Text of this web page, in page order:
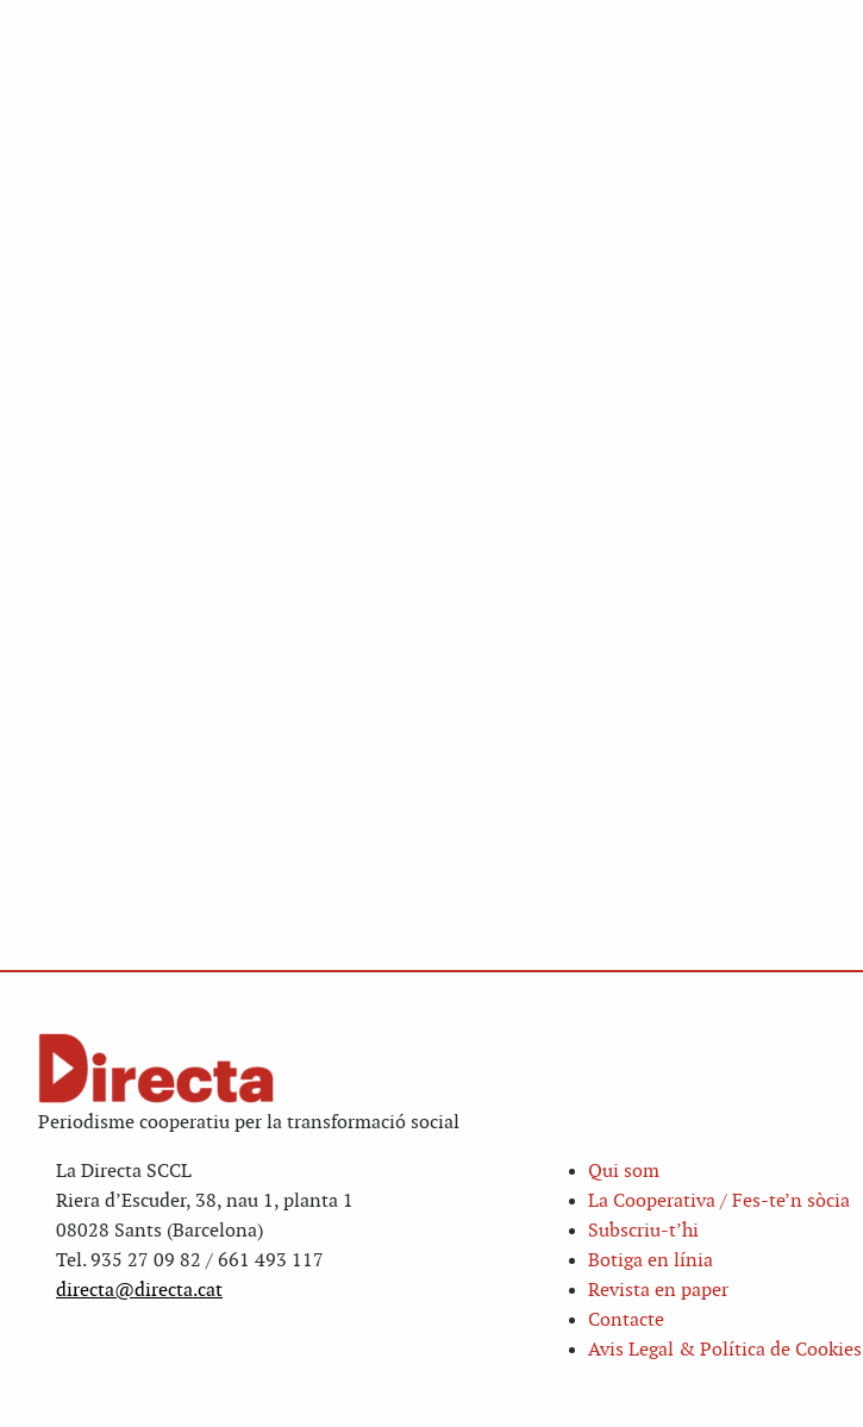
Periodisme cooperatiu per la transformació social
La Directa SCCL
Riera d’Escuder, 38, nau 1, planta 1
08028 Sants (Barcelona)
Tel. 935 27 09 82 / 661 493 117
directa@directa.cat
Qui som
La Cooperativa / Fes-te’n sòcia
Subscriu-t’hi
Botiga en línia
Revista en paper
Contacte
Avis Legal & Política de Cookies